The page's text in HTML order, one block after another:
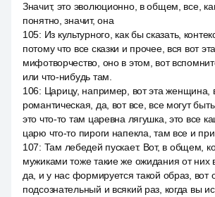
Значит, это эволюционно, в общем, все,
понятно, значит, она
105: Из культурного, как бы сказать,
потому что все сказки и прочее, вся вот эта
мифотворчество, оно в этом, вот
или что-нибудь там.
106: Царицу, например, вот эта женщина,
романтическая, да, вот все, все могут
это что-то там царевна лягушка, это все
царю что-то пироги напекла, там все и
107: Там лебедей пускает. Вот, в общем,
мужиками тоже такие же ожидания от них
да, и у нас формируется такой образ, вот
подсознательный и всякий раз, когда вы